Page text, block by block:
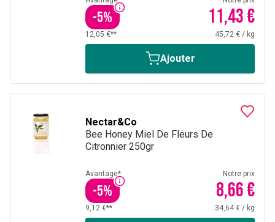
-5% 11,43 €
12,05 €** 45,72 € / kg
Ajouter
Nectar&Co
Bee Honey Miel De Fleurs De
Citronnier 250gr
Avantage*
-5%
Notre prix
8,66 €
9,12 €** 34,64 € / kg